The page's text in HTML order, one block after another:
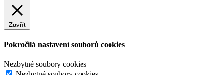
Zavřít
Pokročilá nastavení souborů cookies
Nezbytné soubory cookies